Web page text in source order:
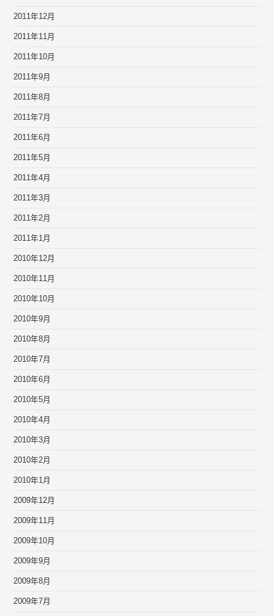
2011年12月
2011年11月
2011年10月
2011年9月
2011年8月
2011年7月
2011年6月
2011年5月
2011年4月
2011年3月
2011年2月
2011年1月
2010年12月
2010年11月
2010年10月
2010年9月
2010年8月
2010年7月
2010年6月
2010年5月
2010年4月
2010年3月
2010年2月
2010年1月
2009年12月
2009年11月
2009年10月
2009年9月
2009年8月
2009年7月